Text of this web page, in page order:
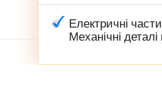
Електричні
Механічні деталі